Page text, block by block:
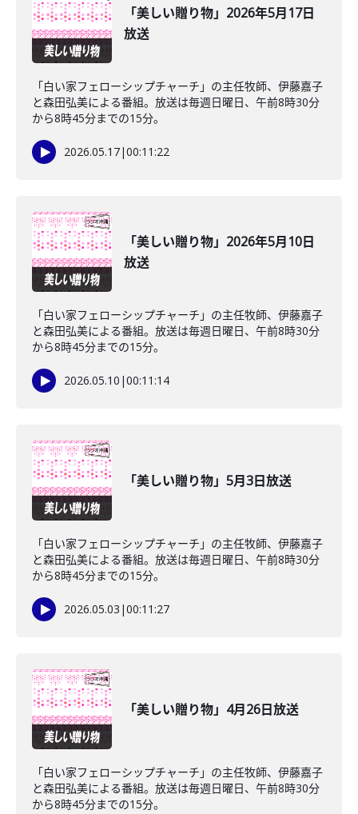
「美しい贈り物」2026年5月17日
放送
「白い家フェローシップチャーチ」の主任牧師、伊藤嘉子
と森田弘美による番組。放送は毎週日曜日、午前8時30分
から8時45分までの15分。
2026.05.17|00:11:22
「美しい贈り物」2026年5月10日
放送
「白い家フェローシップチャーチ」の主任牧師、伊藤嘉子
と森田弘美による番組。放送は毎週日曜日、午前8時30分
から8時45分までの15分。
2026.05.10 |00:11:14
「美しい贈り物」5月3日放送
「白い家フェローシップチャーチ」の主任牧師、伊藤嘉子
と森田弘美による番組。放送は毎週日曜日、午前8時30分
から8時45分までの15分。
2026.05.03 |00:11:27
「美しい贈り物」4月26日放送
「白い家フェローシップチャーチ」の主任牧師、伊藤嘉子
と森田弘美による番組。放送は毎週日曜日、午前8時30分
から8時45分までの15分。